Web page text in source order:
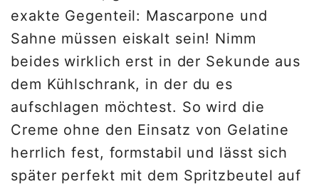
exakte Gegenteil: Mascarpone und
Sahne müssen eiskalt sein! Nimm
beides wirklich erst in der Sekunde aus
dem Kühlschrank, in der du es
aufschlagen möchtest. So wird die
Creme ohne den Einsatz von Gelatine
herrlich fest, formstabil und lässt sich
später perfekt mit dem Spritzbeutel auf